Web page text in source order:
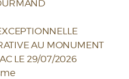
AU MONUMENT
LE 29/07/2026